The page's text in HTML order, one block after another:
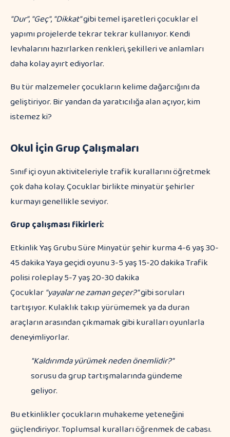
"Dur","Geç","Dikkat"gibi temel işaretleri çocuklar el
yapımı projelerde tekrar tekrar kullanıyor. Kendi
levhalarını hazırlarken renkleri, şekilleri ve anlamları
daha kolay ayırt ediyorlar.
Bu tür malzemeler çocukların kelime dağarcığını da
geliştiriyor. Bir yandan da yaratıcılığa alan açıyor, kim
istemez ki?
Okul İçin Grup Çalışmaları
Sınıf içi oyun aktiviteleriyle trafik kurallarını öğretmek
çok daha kolay. Çocuklar birlikte minyatür şehirler
kurmayı genellikle seviyor.
Grup çalışması fikirleri:
Etkinlik Yaş Grubu Süre Minyatür şehir kurma 4-6 yaş 30-
45 dakika Yaya geçidi oyunu 3-5 yaş 15-20 dakika Trafik
polisi roleplay 5-7 yaş 20-30 dakika
Çocuklar"yayalar ne zaman geçer?"gibi soruları
tartışıyor. Kulaklık takıp yürümemek ya da duran
araçların arasından çıkmamak gibi kuralları oyunlarla
deneyimliyorlar.
"Kaldırımda yürümek neden önemlidir?"
sorusu da grup tartışmalarında gündeme
geliyor.
Bu etkinlikler çocukların muhakeme yeteneğini
güçlendiriyor. Toplumsal kuralları öğrenmek de cabası.